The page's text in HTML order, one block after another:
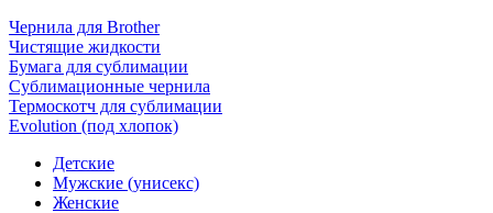
Чернила для Brother
Чистящие жидкости
Бумага для сублимации
Сублимационные чернила
Термоскотч для сублимации
Evolution (под хлопок)
Детские
Мужские (унисекс)
Женские